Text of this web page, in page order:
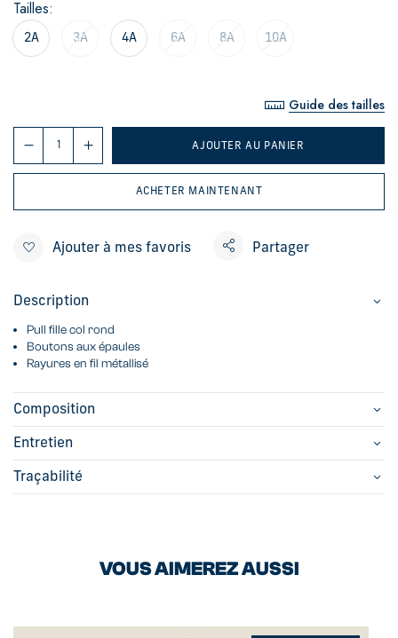
Tailles
2A 3A 4A 6A 8A 10A
Guide des tailles
AJOUTER AU PANIER
ACHETER MAINTENANT
Ajouter à mes favoris Partager
Description
Pull fille col rond
Boutons aux épaules
Rayures en fil métallisé
Composition
Entretien
Traçabilité
VOUS AIMEREZ AUSSI